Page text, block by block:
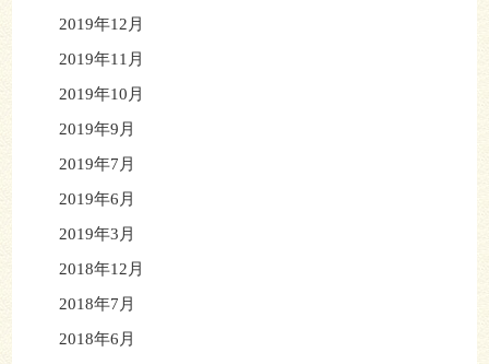
2019年12月
2019年11月
2019年10月
2019年9月
2019年7月
2019年6月
2019年3月
2018年12月
2018年7月
2018年6月